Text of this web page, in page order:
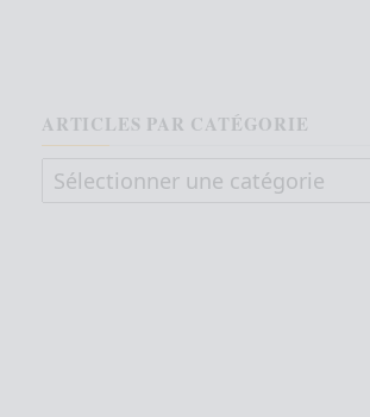
ARTICLES PAR CATÉGORIE
Articles par catégorie